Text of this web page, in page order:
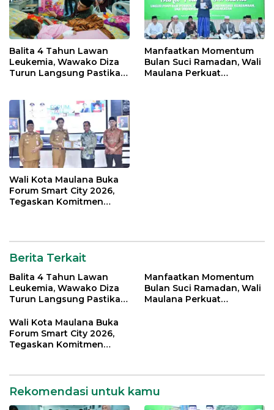
Balita 4 Tahun Lawan
Leukemia, Wawako Diza
Turun Langsung Pastikan
Manfaatkan Momentum
Bulan Suci Ramadan, Wali
Maulana Perkuat
Wali Kota Maulana Buka
Forum Smart City 2026,
Tegaskan Komitmen
Berita Terkait
Balita 4 Tahun Lawan
Leukemia, Wawako Diza
Turun Langsung Pastikan
Manfaatkan Momentum
Bulan Suci Ramadan, Wali
Maulana Perkuat
Wali Kota Maulana Buka
Forum Smart City 2026,
Tegaskan Komitmen
Rekomendasi untuk kamu